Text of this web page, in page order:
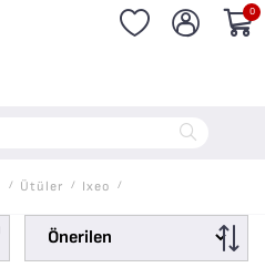
0
/ Ütüler / Ixeo /